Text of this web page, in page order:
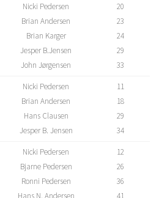
Nicki Pedersen
Brian Andersen
Brian Karger
Jesper B.Jensen
John Jørgensen
20
23
24
29
33
Nicki Pedersen
Brian Andersen
Hans Clausen
Jesper B. Jensen
11
18
29
34
Nicki Pedersen
Bjarne Pedersen
Ronni Pedersen
Hans N. Andersen
12
26
36
41